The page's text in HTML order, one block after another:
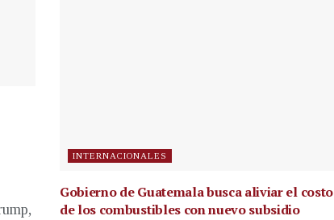
INTERNACIONALES
Gobierno de Guatemala busca aliviar el costo
de los combustibles con nuevo subsidio